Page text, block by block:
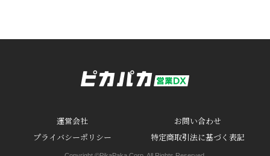
運営会社
お問い合わせ
プライバシーポリシー
特定商取引法に基づく表記